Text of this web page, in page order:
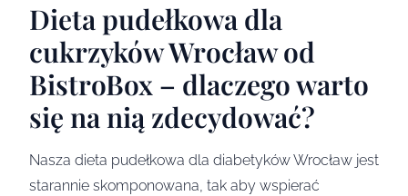
Dieta pudełkowa dla
cukrzyków Wrocław od
BistroBox – dlaczego warto
się na nią zdecydować?
Nasza dieta pudełkowa dla diabetyków Wrocław jest
starannie skomponowana, tak aby wspierać